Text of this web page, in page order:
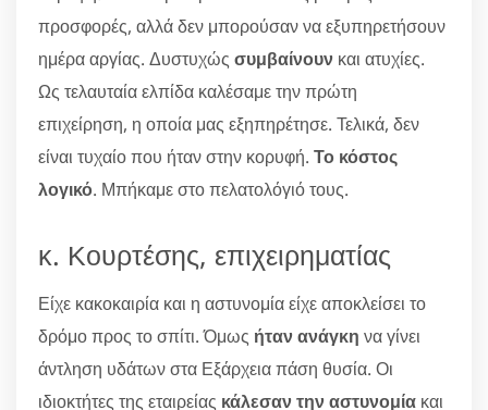
προσφορές, αλλά δεν μπορούσαν να εξυπηρετήσουν
ημέρα αργίας. Δυστυχώς συμβαίνουν και ατυχίες.
Ως τελαυταία ελπίδα καλέσαμε την πρώτη
επιχείρηση, η οποία μας εξηπηρέτησε. Τελικά, δεν
είναι τυχαίο που ήταν στην κορυφή. Το κόστος
λογικό. Μπήκαμε στο πελατολόγιό τους.
κ. Κουρτέσης, επιχειρηματίας
Είχε κακοκαιρία και η αστυνομία είχε αποκλείσει το
δρόμο προς το σπίτι. Όμως ήταν ανάγκη να γίνει
άντληση υδάτων στα Εξάρχεια πάση θυσία. Οι
ιδιοκτήτες της εταιρείας κάλεσαν την αστυνομία και